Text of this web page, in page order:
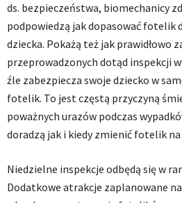
ds. bezpieczeństwa, biomechanicy
podpowiedzą jak dopasować fotelik
dziecka. Pokażą też jak prawidłowo
przeprowadzonych dotąd inspekcji
źle zabezpiecza swoje dziecko w
fotelik. To jest częstą przyczyną
poważnych urazów podczas
doradzą jak i kiedy zmienić fotelik na
Niedzielne inspekcje odbędą się w
Dodatkowe atrakcje zaplanowane